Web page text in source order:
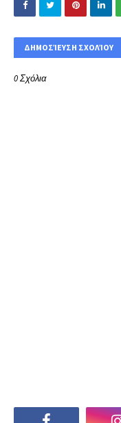
ΔΗΜΟΣΊΕΥΣΗ ΣΧΟΛΊΟΥ
0 Σχόλια